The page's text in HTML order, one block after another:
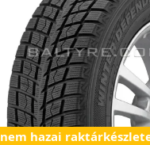
nem hazai